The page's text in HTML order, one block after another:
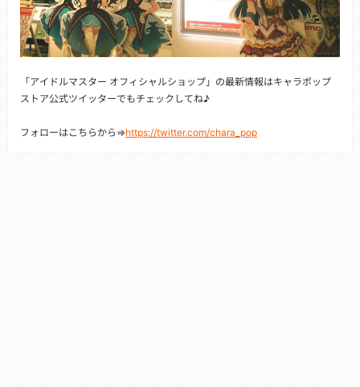
「アイドルマスター オフィシャルショップ」の最新情報はキャラポップ
ストア公式ツイッターでもチェックしてね♪
フォローはこちらから⇒https://twitter.com/chara_pop